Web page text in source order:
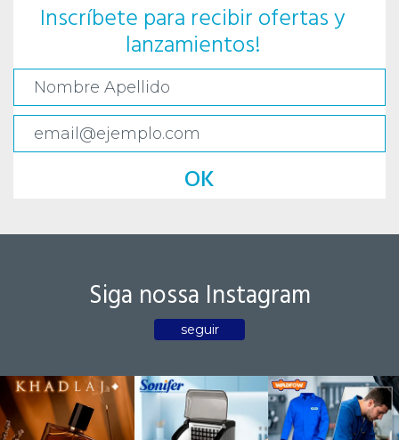
Inscríbete para recibir ofertas y
lanzamientos!
OK
Siga nossa Instagram
seguir